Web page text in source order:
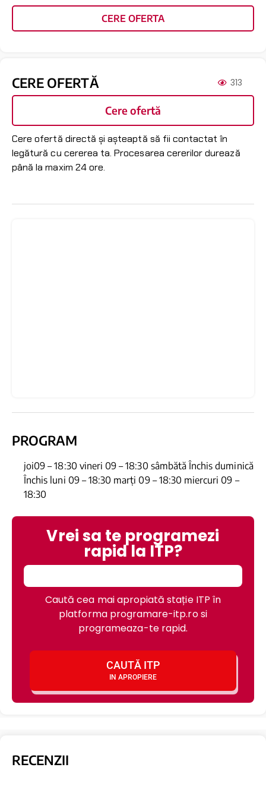
CERE OFERTA
CERE OFERTĂ 313
Cere ofertă
Cere ofertă directă și așteaptă să fii contactat în
legătură cu cererea ta. Procesarea cererilor durează
până la maxim 24 ore.
PROGRAM
joi09 – 18:30 vineri 09 – 18:30 sâmbătă Închis duminică
Închis luni 09 – 18:30 marți 09 – 18:30 miercuri 09 –
18:30
Vrei sa te programezi
rapid la ITP?
Caută cea mai apropiată stație ITP în
platforma programare-itp.ro si
programeaza-te rapid.
CAUTĂ ITP
IN APROPIERE
RECENZII